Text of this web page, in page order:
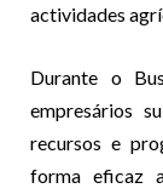
actividades
Durante o
empresários
recursos e
forma eficaz